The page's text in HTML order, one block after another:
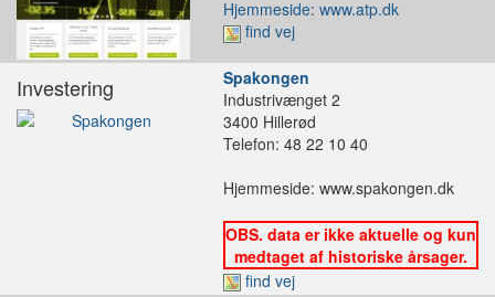
Hjemmeside: www.atp.dk
find vej
Investering
Spakongen
Industrivænget 2
3400 Hillerød
Telefon: 48 22 10 40
Hjemmeside: www.spakongen.dk
OBS. data er ikke aktuelle og kun
medtaget af historiske årsager.
find vej